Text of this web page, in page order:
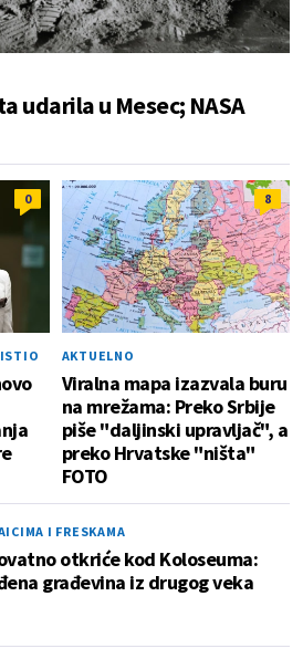
udarila u Mesec; NASA
0 8
AKTUELNO
Viralna mapa izazvala buru
na mrežama: Preko Srbije
piše "daljinski upravljač", a
preko Hrvatske "ništa"
FOTO
I FRESKAMA
otkriće kod Koloseuma:
građevina iz drugog veka